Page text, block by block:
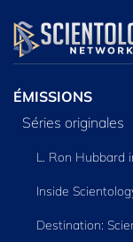
REGARDER
ÉMISSIONS
Séries originales
L. Ron Hubbard
Inside
Destination: